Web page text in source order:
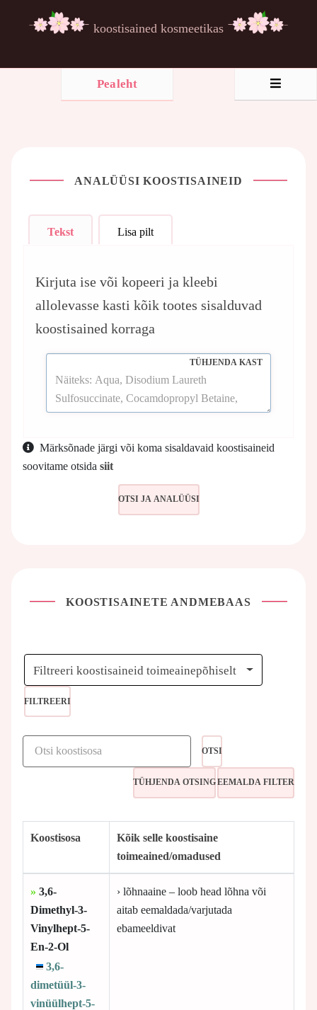
koostisained kosmeetikas
Pealeht
ANALÜÜSI KOOSTISAINEID
Tekst Lisa pilt
Kirjuta ise või kopeeri ja kleebi
allolevasse kasti kõik tootes sisalduvad
koostisained korraga
TÜHJENDA KAST
Märksõnade järgi või koma sisaldavaid koostisaineid
soovitame otsida siit
KOOSTISAINETE ANDMEBAAS
Filtreeri koostisaineid toimeainepõhiselt
FILTREERI
OTSI
Koostisosa
Kõik selle koostisaine
toimeained/omadused
» 3,6-
Dimethyl-3-
Vinylhept-5-
En-2-Ol
3,6-
dimetüül-3-
vinüülhept-5-
› lõhnaaine – loob head lõhna või
aitab eemaldada/varjutada
ebameeldivat